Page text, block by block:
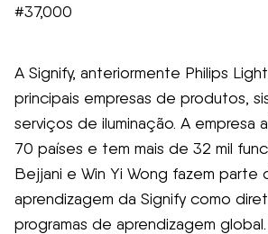
#37,000
A Signify, anteriormente Philips
principais empresas de produtos,
serviços de iluminação. A empresa
70 países e tem mais de 32 mil
Bejjani e Win Yi Wong fazem parte
aprendizagem da Signify como
programas de aprendizagem